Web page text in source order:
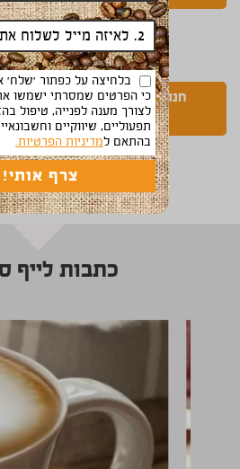
ירושלים
חנויות קפה בבית
שמש
חנויות קפה
כתבות לייף
בלחיצה על כפתור 'שלח'
כי הפרטים שמסרתי ישמשו
לצורך מענה לפנייה, טיפול
תפעוליים, שיווקיים
בהתאם למדיניות הפרטיות.